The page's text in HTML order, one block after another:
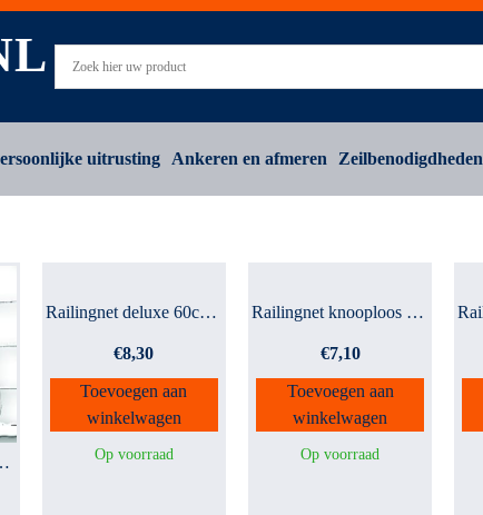
uitrusting Ankeren en afmeren Zeilbenodigdheden
60cm ho... Op voorraad
Railingnet deluxe 60cm ho...
€8,30
Toevoegen aan
winkelwagen
Op voorraad
Railingnet knooploos 30 b...
€7,10
Toevoegen aan
winkelwagen